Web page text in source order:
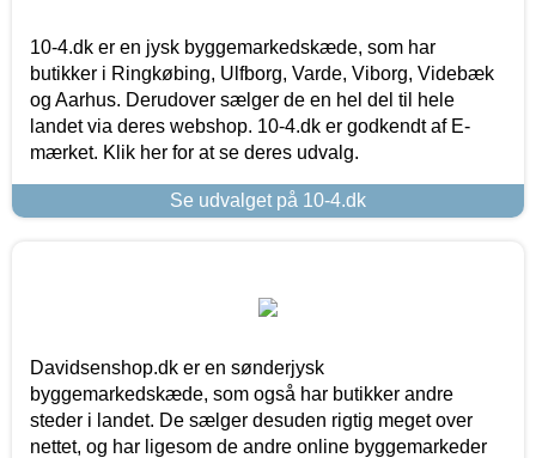
10-4.dk er en jysk byggemarkedskæde, som har
butikker i Ringkøbing, Ulfborg, Varde, Viborg, Videbæk
og Aarhus. Derudover sælger de en hel del til hele
landet via deres webshop. 10-4.dk er godkendt af E-
mærket. Klik her for at se deres udvalg.
Se udvalget på 10-4.dk
Davidsenshop.dk er en sønderjysk
byggemarkedskæde, som også har butikker andre
steder i landet. De sælger desuden rigtig meget over
nettet, og har ligesom de andre online byggemarkeder